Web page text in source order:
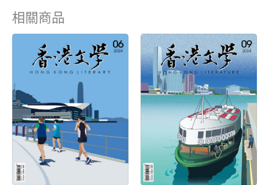
相關商品
始
價
格：
前
價
格：
原
始
價
格：
NT$150。
目
前
價
格：